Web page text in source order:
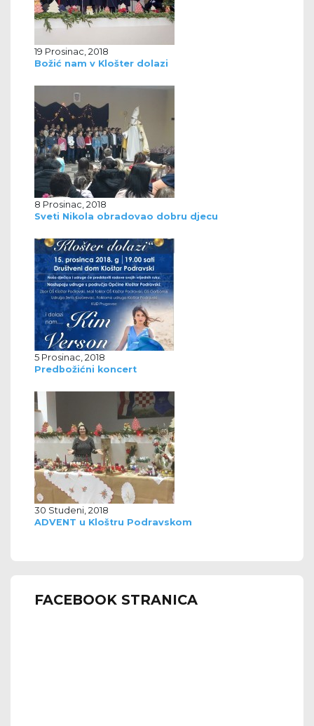
19 Prosinac, 2018
Božić nam v Klošter dolazi
8 Prosinac, 2018
Sveti Nikola obradovao dobru djecu
5 Prosinac, 2018
Predbožićni koncert
30 Studeni, 2018
ADVENT u Kloštru Podravskom
FACEBOOK STRANICA